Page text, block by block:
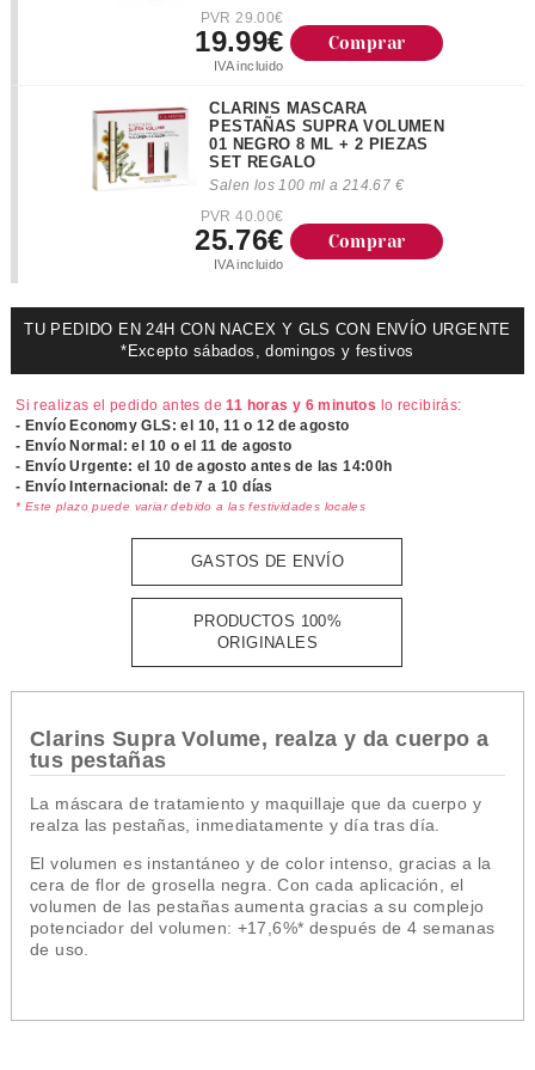
PVR 29.00€
19.99€
IVA incluido
Comprar
CLARINS MASCARA
PESTAÑAS SUPRA VOLUMEN
01 NEGRO 8 ML + 2 PIEZAS
SET REGALO
Salen los 100 ml a 214.67 €
PVR 40.00€
25.76€
IVA incluido
Comprar
TU PEDIDO EN 24H CON NACEX Y GLS CON ENVÍO URGENTE
*Excepto sábados, domingos y festivos
Si realizas el pedido antes de11 horas y 6 minutos lo recibirás:
- Envío Economy GLS: el 10, 11 o 12 de agosto
- Envío Normal: el 10 o el 11 de agosto
- Envío Urgente: el10 de agosto antes de las 14:00h
- Envío Internacional: de 7 a 10 días
* Este plazo puede variar debido a las festividades locales
GASTOS DE ENVÍO
PRODUCTOS 100%
ORIGINALES
Clarins Supra Volume, realza y da cuerpo a
tus pestañas
La máscara de tratamiento y maquillaje que da cuerpo y
realza las pestañas, inmediatamente y día tras día.
El volumen es instantáneo y de color intenso, gracias a la
cera de flor de grosella negra. Con cada aplicación, el
volumen de las pestañas aumenta gracias a su complejo
potenciador del volumen: +17,6%* después de 4 semanas
de uso.